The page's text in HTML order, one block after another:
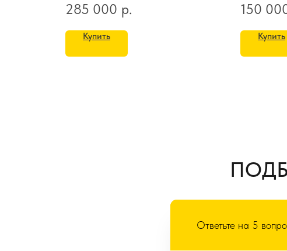
285 000 р.
Купить
150
Купить
Ответьте на 5